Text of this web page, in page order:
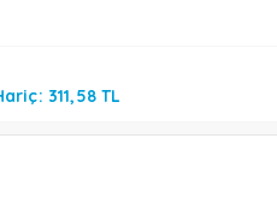
311,58 TL